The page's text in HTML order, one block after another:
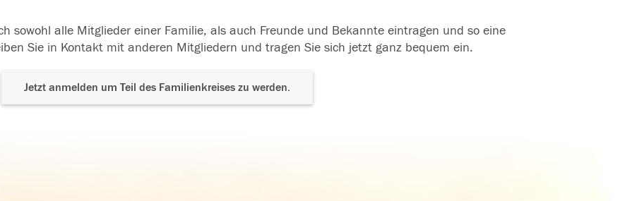
sowohl alle Mitglieder einer Familie, als auch Freunde und Bekannte eintragen und so eine
Sie in Kontakt mit anderen Mitgliedern und tragen Sie sich jetzt ganz bequem ein.
Jetzt anmelden um Teil des Familienkreises zu werden.